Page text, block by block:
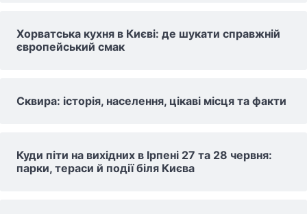
Хорватська кухня в Києві: де шукати справжній
європейський смак
Сквира: історія, населення, цікаві місця та факти
Куди піти на вихідних в Ірпені 27 та 28 червня:
парки, тераси й події біля Києва